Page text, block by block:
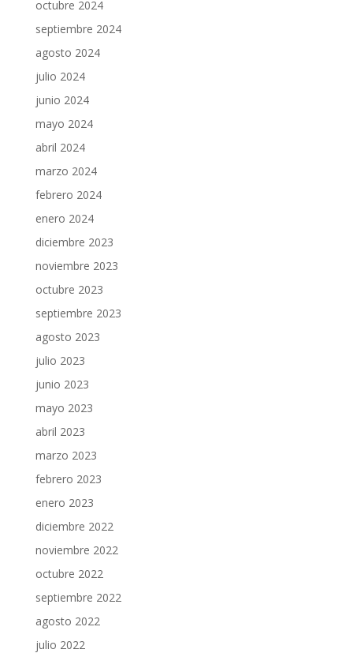
octubre 2024
septiembre 2024
agosto 2024
julio 2024
junio 2024
mayo 2024
abril 2024
marzo 2024
febrero 2024
enero 2024
diciembre 2023
noviembre 2023
octubre 2023
septiembre 2023
agosto 2023
julio 2023
junio 2023
mayo 2023
abril 2023
marzo 2023
febrero 2023
enero 2023
diciembre 2022
noviembre 2022
octubre 2022
septiembre 2022
agosto 2022
julio 2022